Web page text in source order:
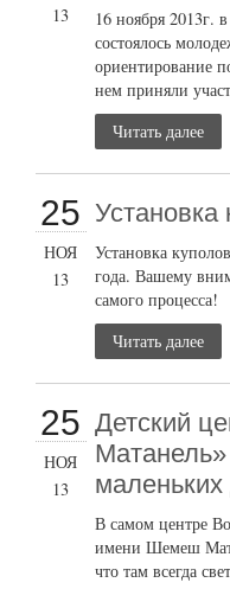
13
16 ноября 2013г.
состоялось
ориентирование
нем приняли
Читать далее
25
НОЯ
13
Установка
Установка
года. Вашему
самого процесса!
Читать далее
25
НОЯ
13
Детский
маленьких
В самом центре
имени Шемеш
что там всегда